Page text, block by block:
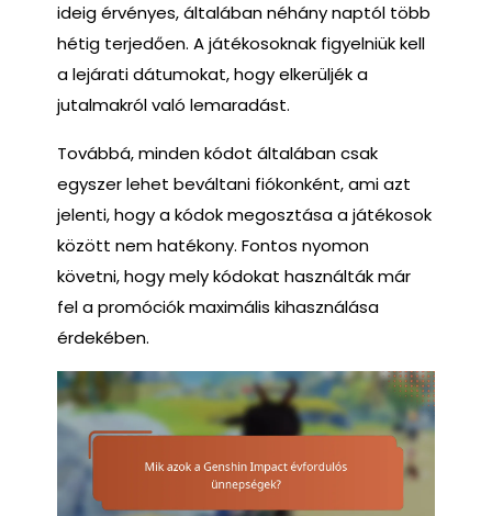
ideig érvényes, általában néhány naptól több
hétig terjedően. A játékosoknak figyelniük kell
a lejárati dátumokat, hogy elkerüljék a
jutalmakról való lemaradást.
Továbbá, minden kódot általában csak
egyszer lehet beváltani fiókonként, ami azt
jelenti, hogy a kódok megosztása a játékosok
között nem hatékony. Fontos nyomon
követni, hogy mely kódokat használták már
fel a promóciók maximális kihasználása
érdekében.